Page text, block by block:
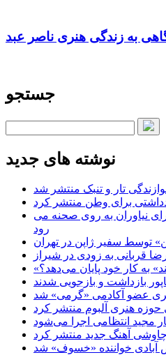
جستجو
نوشته های جدید
تار و تنبک منتشر شد
برای وطن منتشر کرد
نیاوران به روی صحنه می
رود
توسط سفیر ژاپن در تهران
قربانی به زودی در شیراز
به کار خود پایان می‌دهد؟
بازداشت و بازجویی شدند
عضو آکادمی «گرمی» شد
هنری آلبوم منتشر کرد
مجید انتظامی اجرا می‌شود
آهنگ جدید منتشر کرد
آبادی خواننده «خسوف» شد